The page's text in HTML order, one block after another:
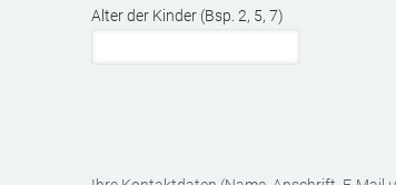
Alter der Kinder (Bsp. 2, 5, 7)